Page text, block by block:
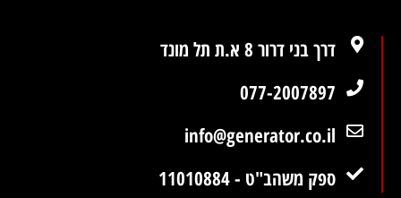
דרך בני דרור 8 א.ת תל מונד
077-2007897
info@generator.co.il
ספק משהב"ט - 11010884